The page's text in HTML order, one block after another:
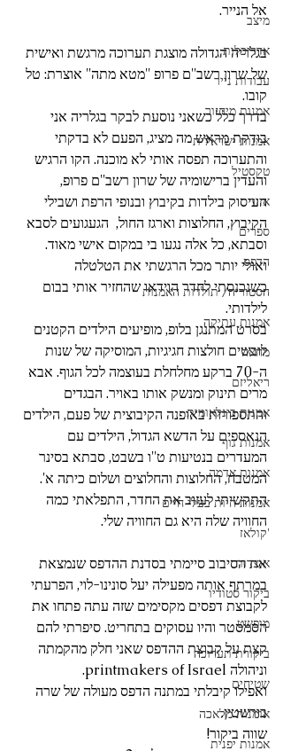
מיצב
אדריכלות
עבודות נייר
אמנות מיחזור
אמנות ישראלית
טקסטיל
איור
ספרים
הדפס
הסטוריה/ תולדות האמנות
אמנות עתיקה
מחאה
ריאליזם
אמנות בינלאומית
אמנות גוף
אמנות אדמה
אמנות חיות בעלי חיים
'קולאז
אוצרות
ביקור סטודיו
מופשט
ביקורת תערוכה
שטיחים
אומנות מלאכה
אמנות יפנית
אל הנייר.
בגלריה הגדולה מוצגת תערוכה מרגשת ואישית
של שרון רשב''ם פרופ ''מטא מתה'' אוצרת: טל
קובו.
בדרך כלל כשאני נוסעת לבקר בגלריה אני
בודקת מראש מה מציג, הפעם לא בדקתי
והתערוכה תפסה אותי לא מוכנה. הקו הרגיש
והעדין ברישומיה של שרון רשב''ם פרופ,
העיסוק בילדות בקיבוץ ובנופי הרפת ושבילי
הקיבוץ, החלוצות וארגז החול,  הגעגועים לסבא
וסבתא, כל אלה נגעו בי במקום אישי מאוד.
ואולי יותר מכל הרגשתי את הטלטלה
כשנכנסתי לחדר הוידאו שהחזיר אותי בבום
לילדותי.
בסרט המתנגן בלופ, מופיעים הילדים הקטנים
לובשים חולצות חגיגיות, המוסיקה של שנות
ה-70 ברקע מחלחלת בעוצמה לכל הגוף. אבא
מרים תינוק ומנשק אותו באויר. הבגדים
והתספורות באופנה הקיבוצית של פעם, הילדים
הנאספים על הדשא הגדול, הילדים עם
המעדרים בנטיעות ט''ו בשבט, סבתא בסינר
המטבח, החלוצות והחלוצים ושלום כיתה א'.
התקשיתי לעזוב את החדר, התפלאתי כמה
החוויה שלה היא גם החוויה שלי.
את הסיבוב סיימתי בסדנת ההדפס שנמצאת
במרתף אותה מפעילה יעל סונינו-לוי, הפרעתי
לקבוצת דפסים מקסימים שזה עתה פתחו את
הסמסטר והיו עסוקים בתחריט. סיפרתי להם
קצת על קבוצת ההדפס שאני חלק מהקמתה
וניהולה printmakers of Israel.
ואפילו קיבלתי במתנה הדפס מעולה של שרה
בורשטין.
שווה ביקור!